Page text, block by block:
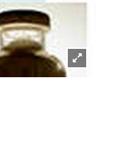
Lightbox